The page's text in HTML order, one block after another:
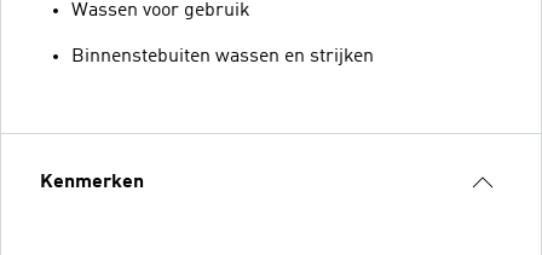
Wassen voor gebruik
Binnenstebuiten wassen en strijken
Kenmerken